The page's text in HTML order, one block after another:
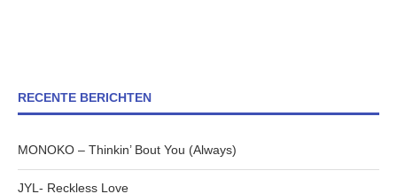
RECENTE BERICHTEN
MONOKO – Thinkin’ Bout You (Always)
JYL- Reckless Love